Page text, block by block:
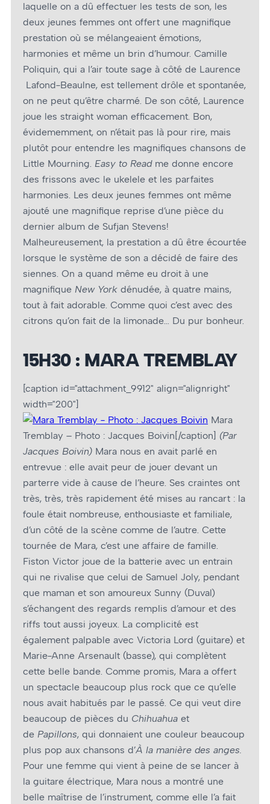
laquelle on a dû effectuer les tests de son, les
deux jeunes femmes ont offert une magnifique
prestation où se mélangeaient émotions,
harmonies et même un brin d’humour. Camille
Poliquin, qui a l’air toute sage à côté de Laurence
Lafond-Beaulne, est tellement drôle et spontanée,
on ne peut qu’être charmé. De son côté, Laurence
joue les straight woman efficacement. Bon,
évidememment, on n’était pas là pour rire, mais
plutôt pour entendre les magnifiques chansons de
Little Mourning. Easy to Read me donne encore
des frissons avec le ukelele et les parfaites
harmonies. Les deux jeunes femmes ont même
ajouté une magnifique reprise d’une pièce du
dernier album de Sufjan Stevens!
Malheureusement, la prestation a dû être écourtée
lorsque le système de son a décidé de faire des
siennes. On a quand même eu droit à une
magnifique New York dénudée, à quatre mains,
tout à fait adorable. Comme quoi c’est avec des
citrons qu’on fait de la limonade… Du pur bonheur.
15H30 : MARA TREMBLAY
[caption id="attachment_9912" align="alignright"
width="200"]
Mara
Tremblay – Photo : Jacques Boivin[/caption] (Par
Jacques Boivin) Mara nous en avait parlé en
entrevue : elle avait peur de jouer devant un
parterre vide à cause de l’heure. Ses craintes ont
très, très, très rapidement été mises au rancart : la
foule était nombreuse, enthousiaste et familiale,
d’un côté de la scène comme de l’autre. Cette
tournée de Mara, c’est une affaire de famille.
Fiston Victor joue de la batterie avec un entrain
qui ne rivalise que celui de Samuel Joly, pendant
que maman et son amoureux Sunny (Duval)
s’échangent des regards remplis d’amour et des
riffs tout aussi joyeux. La complicité est
également palpable avec Victoria Lord (guitare) et
Marie-Anne Arsenault (basse), qui complètent
cette belle bande. Comme promis, Mara a offert
un spectacle beaucoup plus rock que ce qu’elle
nous avait habitués par le passé. Ce qui veut dire
beaucoup de pièces du Chihuahua et
de Papillons, qui donnaient une couleur beaucoup
plus pop aux chansons d’À la manière des anges.
Pour une femme qui vient à peine de se lancer à
la guitare électrique, Mara nous a montré une
belle maîtrise de l’instrument, comme elle l’a fait